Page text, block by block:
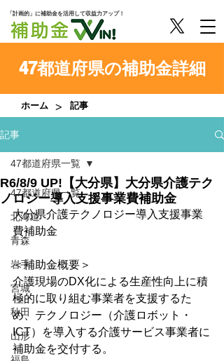
「計画的」に補助金を活用して収益力アップ！
47都道府県の補助金詳細
ホーム > 記事
記事
47都道府県一覧
北海道
青森
岩手
宮城
秋田
山形
47都道府県一覧
R6/8/9 UP!【大分県】大分県介護テク
ノロジー導入支援事業費補助金
大分県介護テクノロジー導入支援事業
費補助金
＜補助金概要＞
介護現場のDX化による生産性向上に積
極的に取り組む事業者を支援するた
め、テクノロジー（介護ロボット・
ICT）を導入する介護サービス事業者に
補助金を交付する。